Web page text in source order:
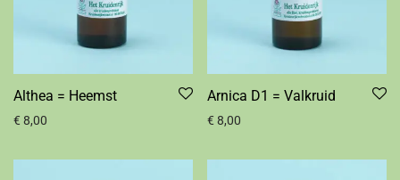
Althea = Heemst
€ 8,00
Arnica D1 = Valkruid
€ 8,00